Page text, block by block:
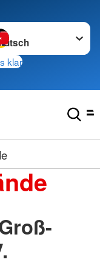
wechseln zu
klar